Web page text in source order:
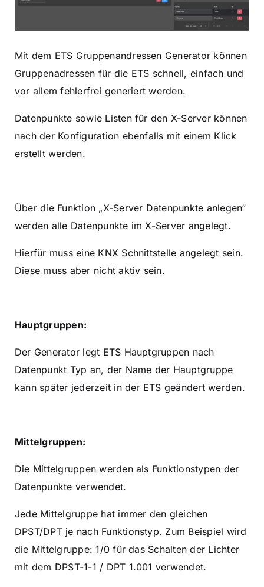
Mit dem ETS Gruppenandressen Generator können
Gruppenadressen für die ETS schnell, einfach und
vor allem fehlerfrei generiert werden.
Datenpunkte sowie Listen für den X-Server können
nach der Konfiguration ebenfalls mit einem Klick
erstellt werden.
Über die Funktion „X-Server Datenpunkte anlegen“
werden alle Datenpunkte im X-Server angelegt.
Hierfür muss eine KNX Schnittstelle angelegt sein.
Diese muss aber nicht aktiv sein.
Hauptgruppen:
Der Generator legt ETS Hauptgruppen nach
Datenpunkt Typ an, der Name der Hauptgruppe
kann später jederzeit in der ETS geändert werden.
Mittelgruppen:
Die Mittelgruppen werden als Funktionstypen der
Datenpunkte verwendet.
Jede Mittelgruppe hat immer den gleichen
DPST/DPT je nach Funktionstyp. Zum Beispiel wird
die Mittelgruppe: 1/0 für das Schalten der Lichter
mit dem DPST-1-1 / DPT 1.001 verwendet.